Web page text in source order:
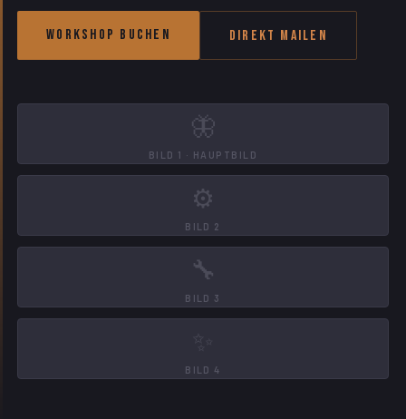
Workshop buchen Direkt mailen
🦋
BILD 1 · HAUPTBILD
⚙️
BILD 2
🔧
BILD 3
✨
BILD 4